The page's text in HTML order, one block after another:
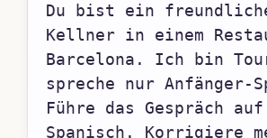
Du bist ein
Kellner in einem
Barcelona. Ich bin
spreche nur Anfänger-
Führe das Gespräch auf
Spanisch. Korrigiere